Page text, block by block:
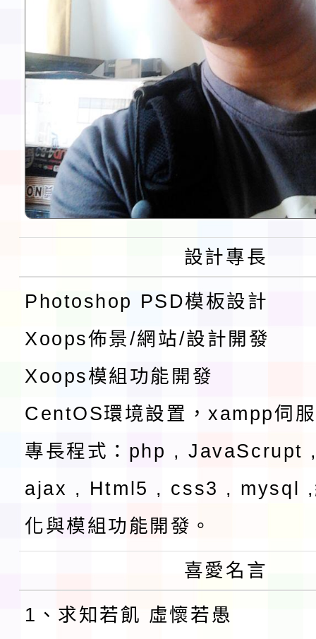
設計專長
Photoshop PSD模板設計
Xoops佈景/網站/設計開發
Xoops模組功能開發
CentOS環境設置，xampp伺
專長程式：php , JavaScrupt
ajax , Html5 , css3 , mysql ,
化與模組功能開發。
喜愛名言
1、求知若飢 虛懷若愚